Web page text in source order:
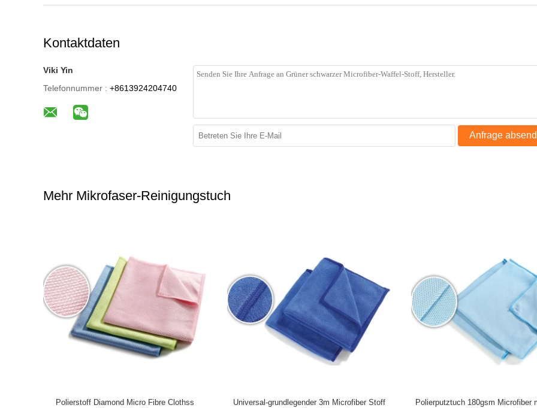
Kontaktdaten
Viki Yin
Telefonnummer : +8613924204740
Anfrage
Mehr Mikrofaser-Reinigungstuch
Polierstoff Diamond Micro Fibre Clothss
Universal-grundlegender 3m Microfiber Stoff
Polierputztuch 180gsm Microfiber